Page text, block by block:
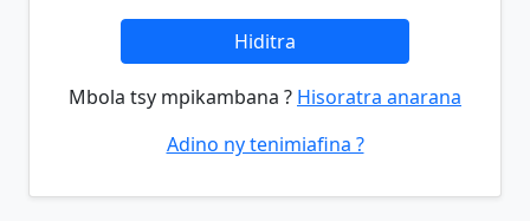
Hiditra
Mbola tsy mpikambana ? Hisoratra anarana
Adino ny tenimiafina ?